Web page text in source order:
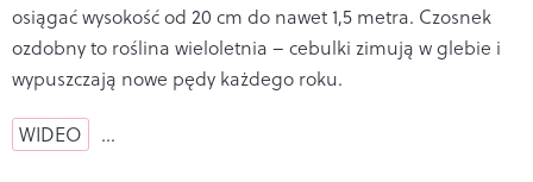
osiągać wysokość od 20 cm do nawet 1,5 metra. Czosnek
ozdobny to roślina wieloletnia – cebulki zimują w glebie i
wypuszczają nowe pędy każdego roku.
WIDEO …